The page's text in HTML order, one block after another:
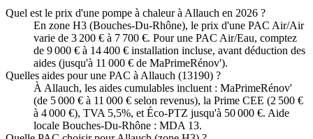
Quel est le prix d'une pompe à chaleur à Allauch en 2026 ?
En zone H3 (Bouches-Du-Rhône), le prix d'une PAC Air/Air
varie de 3 200 € à 7 700 €. Pour une PAC Air/Eau, comptez
de 9 000 € à 14 400 € installation incluse, avant déduction des
aides (jusqu'à 11 000 € de MaPrimeRénov').
Quelles aides pour une PAC à Allauch (13190) ?
À Allauch, les aides cumulables incluent : MaPrimeRénov'
(de 5 000 € à 11 000 € selon revenus), la Prime CEE (2 500 €
à 4 000 €), TVA 5,5%, et Éco-PTZ jusqu'à 50 000 €. Aide
locale Bouches-Du-Rhône : MDA 13.